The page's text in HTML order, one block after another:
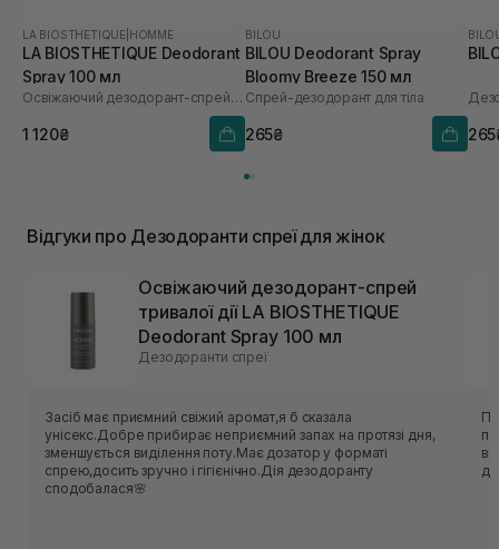
LA BIOSTHETIQUE HOMME
LA BIOSTHETIQUE Deodorant
Spray 100 мл
Освіжаючий дезодорант-спрей тривалої дії
1 120₴
BILOU
BILOU Deodorant Spray
Bloomy Breeze 150 мл
Спрей-дезодорант для тіла
265₴
Відгуки про Дезодоранти спреї для жінок
Освіжаючий дезодорант-спрей
тривалої дії LA BIOSTHETIQUE
Deodorant Spray 100 мл
Дезодоранти спреї
Засіб має приємний свіжий аромат,я б сказала
унісекс.Добре прибирає неприємний запах на протязі дня,
зменшується виділення поту.Має дозатор у форматі
спрею,досить зручно і гігієнічно.Дія дезодоранту
сподобалася🌸